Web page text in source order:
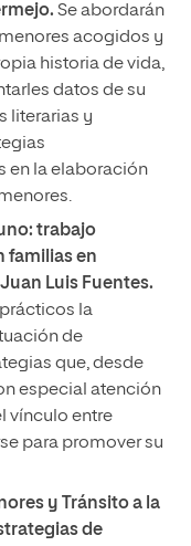
Se abordarán
acogidos y
historia de vida,
datos de su
literarias y
en la elaboración
trabajo
familias en
Luis Fuentes.
la
de
que, desde
especial atención
vínculo entre
para promover su
y Tránsito a la
de